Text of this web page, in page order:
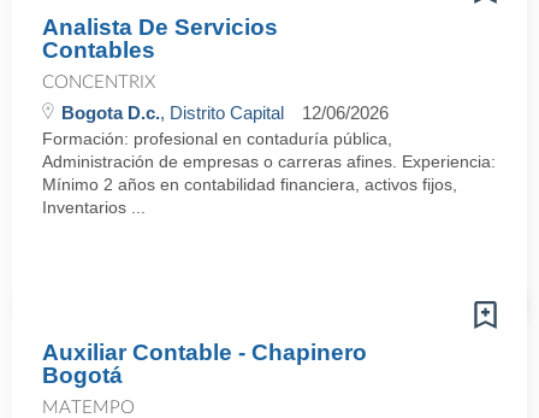
Analista De Servicios
Contables
CONCENTRIX
Bogota D.c., Distrito Capital 12/06/2026
Formación: profesional en contaduría pública,
Administración de empresas o carreras afines. Experiencia:
Mínimo 2 años en contabilidad financiera, activos fijos,
Inventarios ...
Auxiliar Contable - Chapinero
Bogotá
MATEMPO